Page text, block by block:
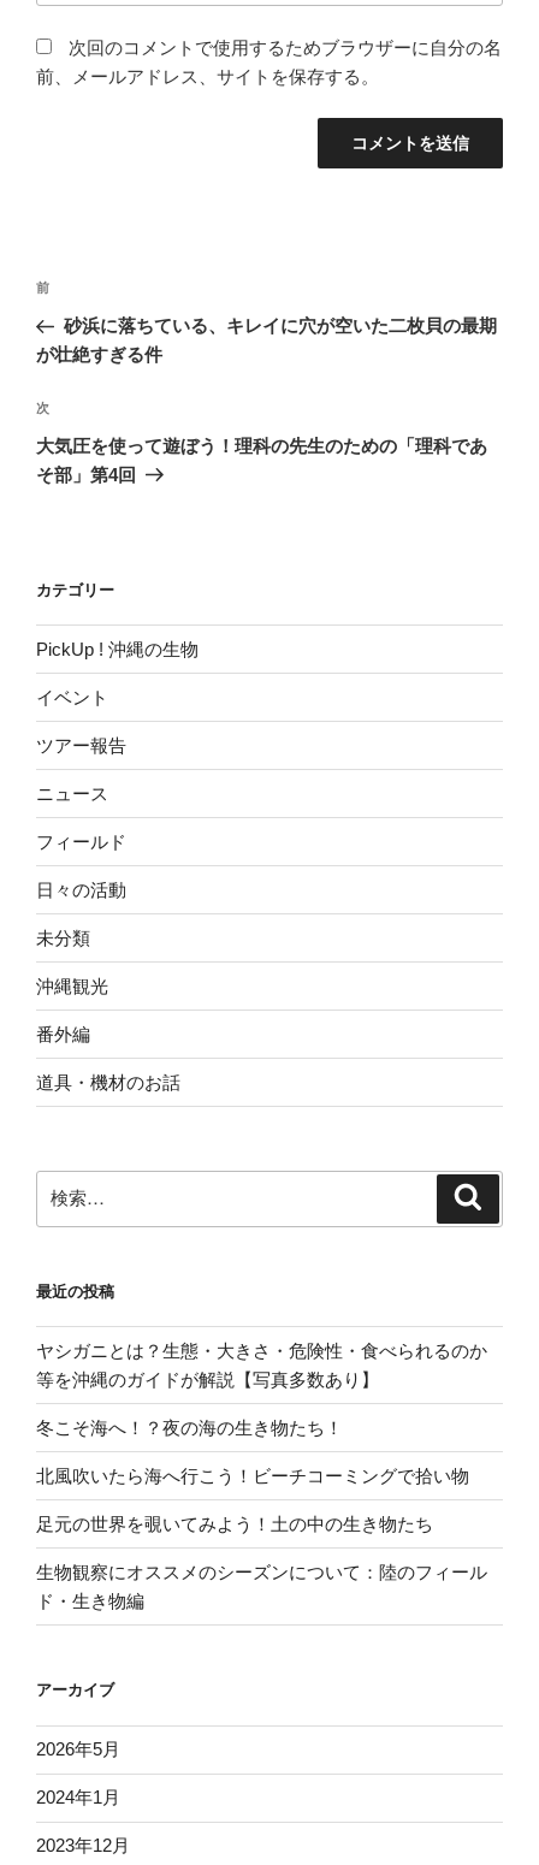
次回のコメントで使用するためブラウザーに自分の名
前、メールアドレス、サイトを保存する。
投
ナ
ゲ
ー
シ
前
の
投
前
砂浜に落ちている、キレイに穴が空いた二枚貝の最期
が壮絶すぎる件
次
の
投
次
大気圧を使って遊ぼう！理科の先生のための「理科であ
そ部」第4回
カテゴリー
PickUp ! 沖縄の生物
イベント
ツアー報告
ニュース
フィールド
日々の活動
未分類
沖縄観光
番外編
道具・機材のお話
索:
最近の投稿
ヤシガニとは？生態・大きさ・危険性・食べられるのか
等を沖縄のガイドが解説【写真多数あり】
冬こそ海へ！？夜の海の生き物たち！
北風吹いたら海へ行こう！ビーチコーミングで拾い物
足元の世界を覗いてみよう！土の中の生き物たち
生物観察にオススメのシーズンについて：陸のフィール
ド・生き物編
アーカイブ
2026年5月
2024年1月
2023年12月